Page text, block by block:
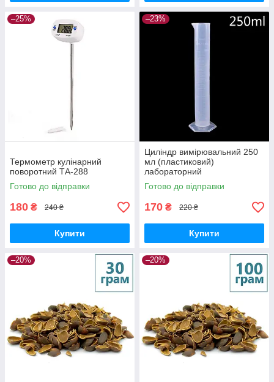
–25%
Термометр кулінарний
поворотний ТА-288
Готово до відправки
180 ₴ 240 ₴
Купити
–23%
Циліндр вимірювальний 250
мл (пластиковий)
лабораторний
Готово до відправки
170 ₴ 220 ₴
Купити
–20% –20%